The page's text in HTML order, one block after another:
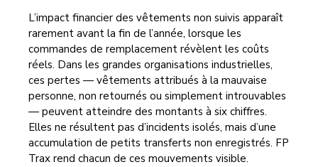
L’impact financier des vêtements non suivis apparaît
rarement avant la fin de l’année, lorsque les
commandes de remplacement révèlent les coûts
réels. Dans les grandes organisations industrielles,
ces pertes — vêtements attribués à la mauvaise
personne, non retournés ou simplement introuvables
— peuvent atteindre des montants à six chiffres.
Elles ne résultent pas d’incidents isolés, mais d’une
accumulation de petits transferts non enregistrés. FP
Trax rend chacun de ces mouvements visible.